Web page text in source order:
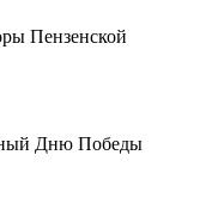
Пензенской
Дню Победы